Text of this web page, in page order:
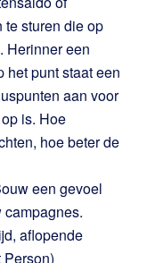
te sturen die op
Herinner een
het punt staat een
aan voor
is. Hoe
hoe beter de
een gevoel
aflopende